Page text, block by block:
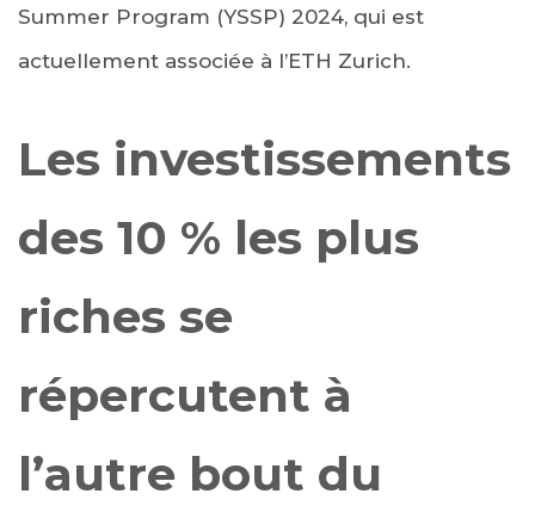
Summer Program (YSSP) 2024, qui est
actuellement associée à l’ETH Zurich.
Les investissements
des 10 % les plus
riches se
répercutent à
l’autre bout du